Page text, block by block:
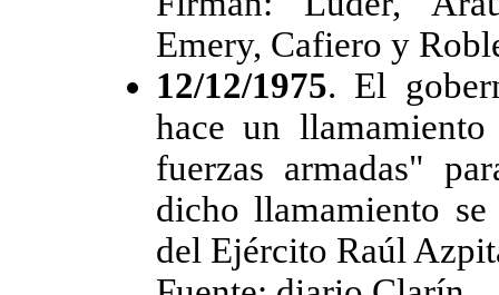
Emery, Cafiero y
12/12/1975. El
hace un
fuerzas armadas"
dicho llamamiento se
del Ejército Raúl